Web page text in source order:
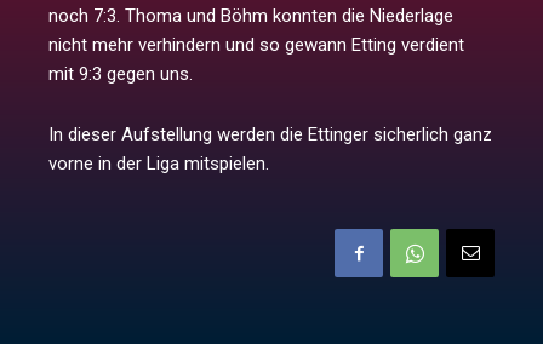
noch 7:3. Thoma und Böhm konnten die Niederlage
nicht mehr verhindern und so gewann Etting verdient
mit 9:3 gegen uns.
In dieser Aufstellung werden die Ettinger sicherlich ganz
vorne in der Liga mitspielen.